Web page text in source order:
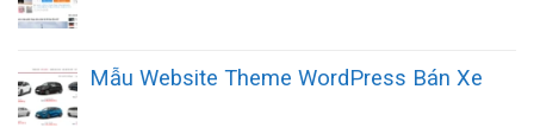
Mẫu Website Theme WordPress Bán Xe